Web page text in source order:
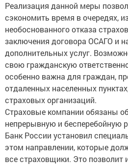
Реализация данной меры
сэкономить время в очередях,
необоснованного отказа
заключения договора ОСАГО и
дополнительных услуг.
свою гражданскую
особенно важна для граждан,
отдаленных населенных
страховых организаций.
Страховые компании обязаны
непрерывную и бесперебойную
Банк России установил
этом направлении, которые
все страховщики. Это позволит